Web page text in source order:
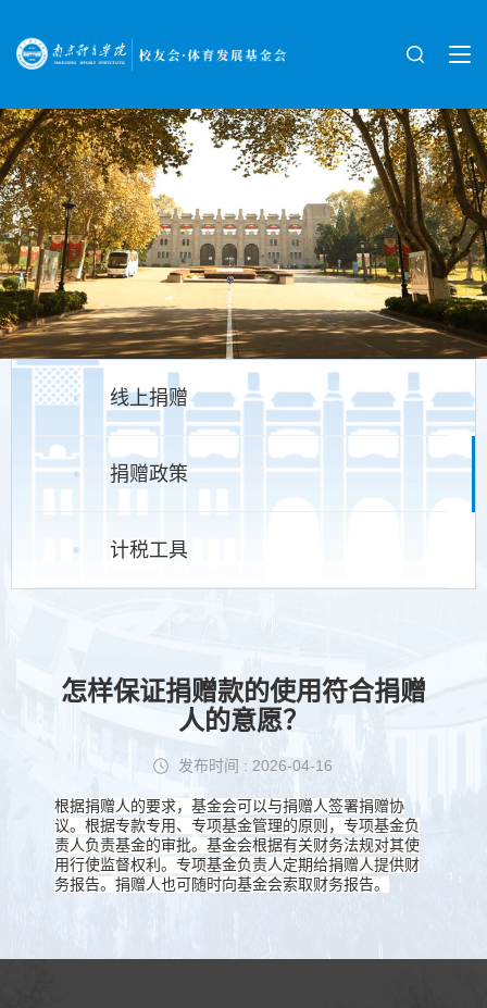
线上捐赠
捐赠政策
计税工具
怎样保证捐赠款的使用符合捐赠
人的意愿？
发布时间 : 2026-04-16
根据捐赠人的要求，基金会可以与捐赠人签署捐赠协
议。根据专款专用、专项基金管理的原则，专项基金负
责人负责基金的审批。基金会根据有关财务法规对其使
用行使监督权利。专项基金负责人定期给捐赠人提供财
务报告。捐赠人也可随时向基金会索取财务报告。